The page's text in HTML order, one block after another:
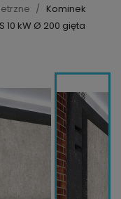
Kominek
10 kW Ø 200 gięta